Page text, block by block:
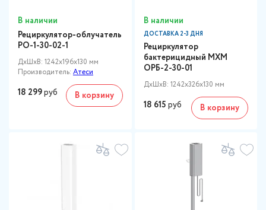
В наличии
Рециркулятор-облучатель
РО-1-30-02-1
ДxШxВ: 1242x196x130 мм
Производитель: Атеси
18 299руб В корзину
В наличии
ДОСТАВКА 2-3 ДНЯ
Рециркулятор
бактерицидный МХМ
ОРБ-2-30-01
ДxШxВ: 1242x326x130 мм
18 615 руб В корзину